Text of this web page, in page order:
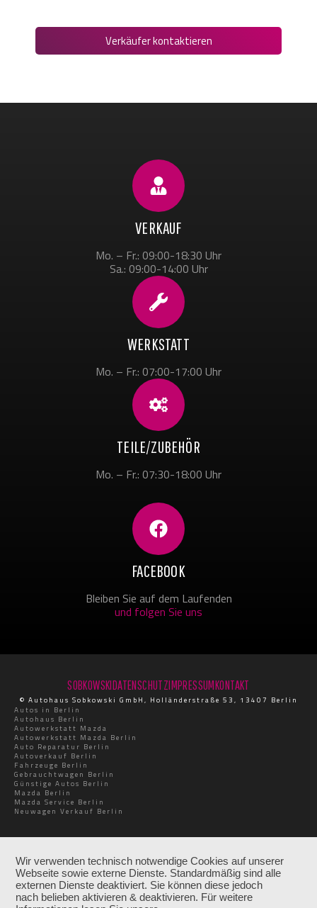
Verkäufer kontaktieren
VERKAUF
Mo. – Fr.: 09:00-18:30 Uhr
Sa.: 09:00-14:00 Uhr
WERKSTATT
Mo. – Fr.: 07:00-17:00 Uhr
TEILE/ZUBEHÖR
Mo. – Fr.: 07:30-18:00 Uhr
FACEBOOK
Bleiben Sie auf dem Laufenden
und folgen Sie uns
SOBKOWSKIDATENSCHUTZIMPRESSUMKONTAKT
© Autohaus Sobkowski GmbH, Holländerstraße 53, 13407 Berlin
Autos in Berlin
Autohaus Berlin
Autowerkstatt Mazda
Autowerkstatt Mazda Berlin
Auto Reparatur Berlin
Autoverkauf Berlin
Fahrzeuge Berlin
Gebrauchtwagen Berlin
Günstige Autos Berlin
Mazda Berlin
Mazda Service Berlin
Neuwagen Verkauf Berlin
Wir verwenden technisch notwendige Cookies auf unserer
Webseite sowie externe Dienste. Standardmäßig sind alle
externen Dienste deaktiviert. Sie können diese jedoch
nach belieben aktivieren & deaktivieren. Für weitere